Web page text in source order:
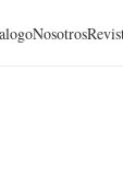
Nosotros